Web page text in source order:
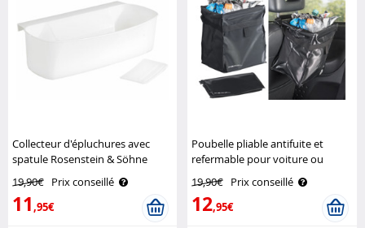
Collecteur d'épluchures avec
spatule Rosenstein & Söhne
19,90€ Prix conseillé
11,95€
Poubelle pliable antifuite et
refermable pour voiture ou
camping car - 10 L Pearl
19,90€ Prix conseillé
12,95€